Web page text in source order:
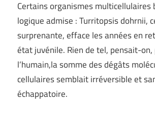
Certains organismes multicellulaires
logique admise : Turritopsis dohrnii,
surprenante, efface les années en
état juvénile. Rien de tel, pensait-on,
l’humain,la somme des dégâts
cellulaires semblait irréversible et
échappatoire.